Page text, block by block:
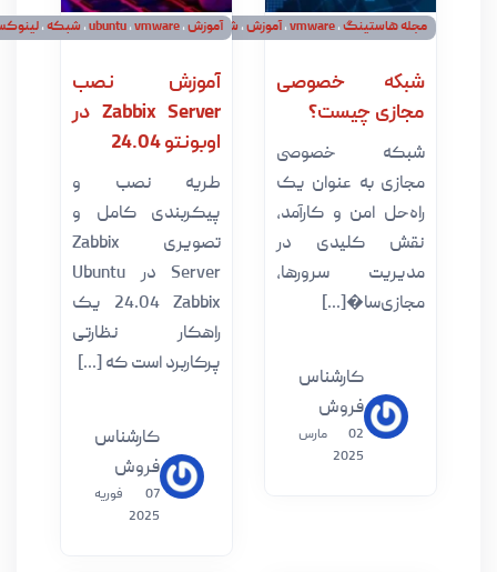
vmware،آموزش،شبکه
خصوصی
چیست؟
خصوصی
به عنوان یک
امن و کارآمد،
کلیدی در
سرورها،
آموزش، ubuntu، vmware ،شبکه،لینوکس
آموزش نصب
Zabbix Server در
اوبونتو 24.04
طریه نصب و
پیکربندی کامل و
تصویری Zabbix
Server در Ubuntu
24.04 Zabbix یک
راهکار نظارتی
پرکاربرد است که [...]